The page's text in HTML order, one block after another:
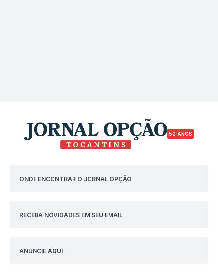
50 ANOS
ONDE ENCONTRAR O JORNAL OPÇÃO
RECEBA NOVIDADES EM SEU EMAIL
ANUNCIE AQUI